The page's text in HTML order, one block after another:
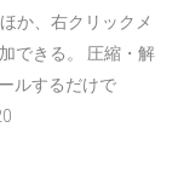
か、右クリックメ
できる。 圧縮・解
ルするだけで